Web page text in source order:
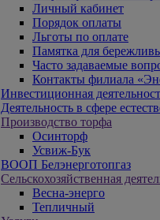
Личный кабинет
Порядок оплаты
Льготы по оплате
Памятка для
Часто задаваемые
Контакты филиала
Инвестиционная
Деятельность в сфере
Производство торфа
Осинторф
Усвиж-Бук
ВООП Белэнерготопгаз
Сельскохозяйственная
Весна-энерго
Тепличный